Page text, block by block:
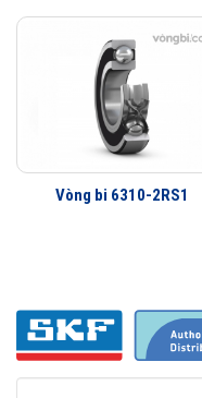
Vòng bi 6310-2RS1